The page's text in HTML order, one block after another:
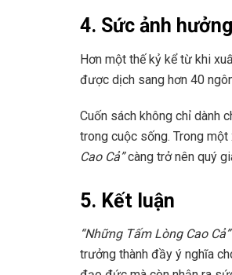
4. Sức ảnh
Hơn một thế kỷ kể từ khi
được dịch sang hơn 40
Cuốn sách không chỉ dành
trong cuộc sống. Trong
Cao Cả”càng trở nên quý
5. Kết luận
“Những Tấm Lòng Cao Cả”
trưởng thành đầy ý nghĩa